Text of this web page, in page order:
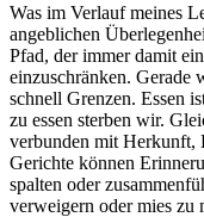
Was im Verlauf meines
angeblichen
Pfad, der immer damit
einzuschränken. Gerade
schnell Grenzen. Essen
zu essen sterben wir.
verbunden mit Herkunft,
Gerichte können
spalten oder
verweigern oder mies zu